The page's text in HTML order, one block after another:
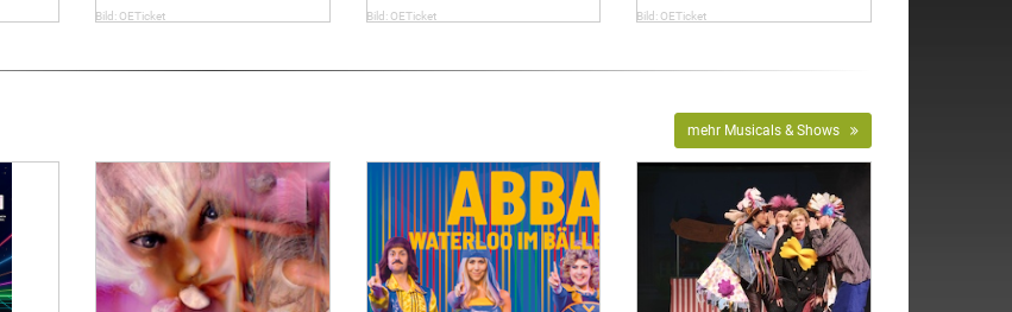
Bild: OETicket Bild: OETicket Bild: OETicket
mehr Musicals & Shows